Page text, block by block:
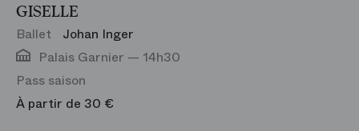
GISELLE
Ballet
Johan Inger
Palais Garnier — 14h30
Pass saison
À partir de 30 €